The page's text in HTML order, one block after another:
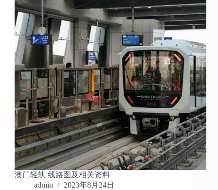
澳门轻轨 线路图及相关资料
admin
2023年8月24日